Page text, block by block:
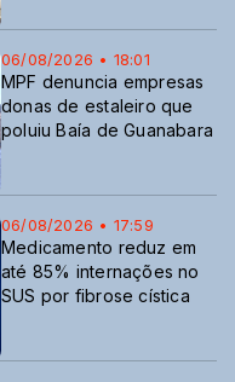
06/08/2026 • 18:01
MPF denuncia empresas
donas de estaleiro que
poluiu Baía de Guanabara
06/08/2026 • 17:59
Medicamento reduz em
até 85% internações no
SUS por fibrose cística